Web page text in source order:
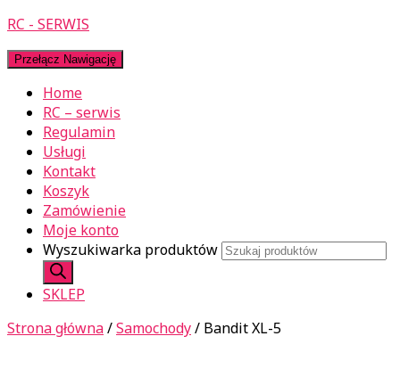
RC - SERWIS
Przełącz Nawigację
Home
RC – serwis
Regulamin
Usługi
Kontakt
Koszyk
Zamówienie
Moje konto
Wyszukiwarka produktów
SKLEP
Strona główna/Samochody/ Bandit XL-5